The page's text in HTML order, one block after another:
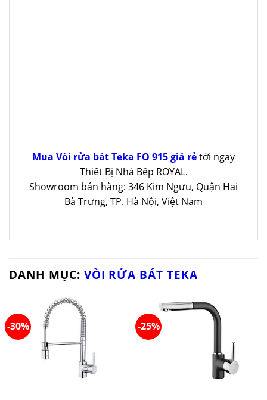
Mua Vòi rửa bát Teka FO 915 giá rẻtới ngay
Thiết Bị Nhà Bếp ROYAL.
Showroom bán hàng: 346 Kim Ngưu, Quận Hai
Bà Trưng, TP. Hà Nội, Việt Nam
DANH MỤC: VÒI RỬA BÁT TEKA
-30% -25%